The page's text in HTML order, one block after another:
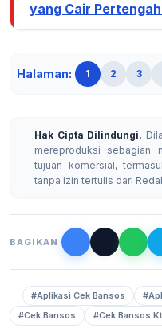
yang Cair
Halaman: 1 2 3
Hak Cipta Dilindungi.
mereproduksi sebagian
tujuan komersial,
tanpa izin tertulis dari
BAGIKAN
#Aplikasi Cek Bansos
#Cek Bansos
#Cek Bansos